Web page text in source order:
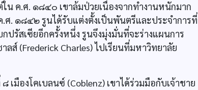
ค.ศ. ๑๘๔๐ เขาล้มป่วยเนื่องจากทำงานหนักมาก
.ศ. ๑๘๔๒ รูนได้รับแต่งตั้งเป็นพันตรีและประจำการที่
รัสเซียอีกครั้งหนึ่ง รูนจึงมุ่งมั่นที่จะร่างแผนการ
ส์ (Frederick Charles) ไปเรียนที่มหาวิทยาลัย
มืองโคเบลนซ์ (Coblenz) เขาได้ร่วมมือกับเจ้าชาย